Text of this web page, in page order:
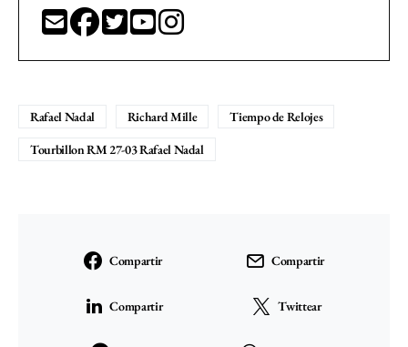
Rafael Nadal Richard Mille
Tiempo de Relojes
Tourbillon RM 27-03 Rafael Nadal
Compartir Compartir
Compartir Twittear